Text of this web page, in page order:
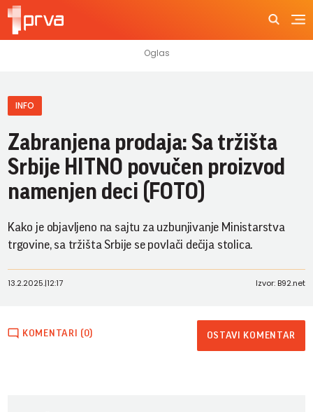
INFO
Zabranjena prodaja: Sa tržišta
Srbije HITNO povučen proizvod
namenjen deci (FOTO)
Kako je objavljeno na sajtu za uzbunjivanje Ministarstva
trgovine, sa tržišta Srbije se povlači dečija stolica.
13.2.2025.|12:17 Izvor: B92.net
KOMENTARI (0) OSTAVI KOMENTAR